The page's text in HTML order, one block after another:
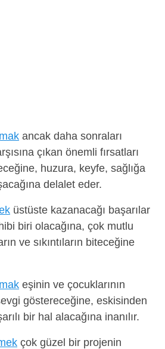
ancak daha sonraları
çıkan önemli fırsatları
huzura, keyfe, sağlığa
delalet eder.
üstüste kazanacağı başarılar
biri olacağına, çok mutlu
ve sıkıntıların biteceğine
eşinin ve çocuklarının
göstereceğine, eskisinden
bir hal alacağına inanılır.
çok güzel bir projenin